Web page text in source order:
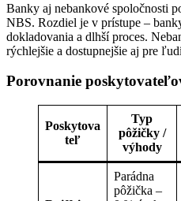
Banky aj nebankové spoločnosti
NBS. Rozdiel je v prístupe –
dokladovania a dlhší proces.
rýchlejšie a dostupnejšie aj pre
Porovnanie
Poskytova
teľ
Typ
pôžičky /
výhody
Parádna
pôžička –